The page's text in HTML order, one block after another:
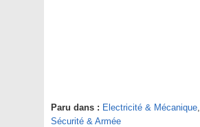
Paru dans : Electricité & Mécanique,
Sécurité & Armée